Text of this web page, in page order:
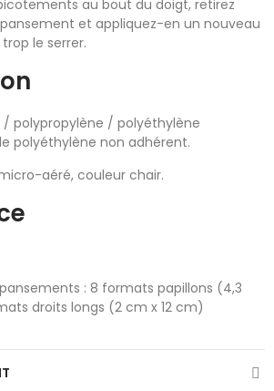
au bout du doigt, retirez
et appliquez-en un nouveau
le serrer.
/ polypropylène / polyéthylène
polyéthylène non adhérent.
aéré, couleur chair.
: 8 formats papillons (4,3
droits longs (2 cm x 12 cm)